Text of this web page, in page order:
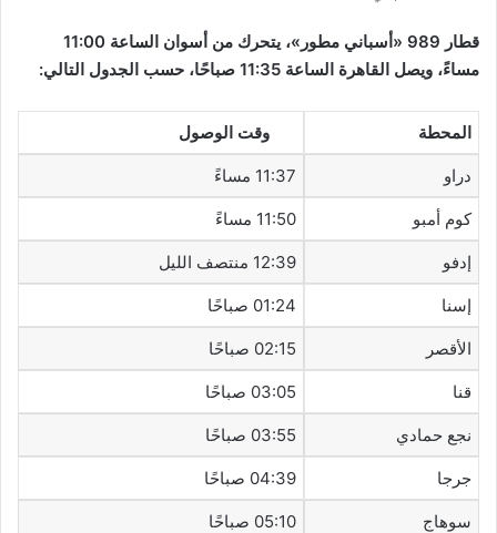
قطار 989 «أسباني مطور»، يتحرك من أسوان الساعة 11:00
مساءً، ويصل القاهرة الساعة 11:35 صباحًا، حسب الجدول التالي:
المحطة وقت الوصول
دراو 11:37 مساءً
كوم أمبو 11:50 مساءً
إدفو 12:39 منتصف الليل
إسنا 01:24 صباحًا
الأقصر 02:15 صباحًا
قنا 03:05 صباحًا
نجع حمادي 03:55 صباحًا
جرجا 04:39 صباحًا
سوهاج 05:10 صباحًا